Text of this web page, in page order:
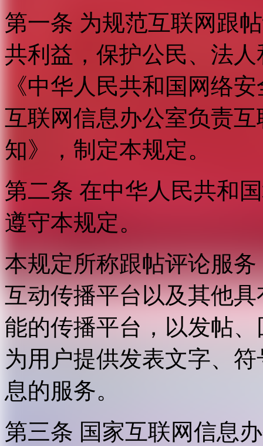
第一条 为规范互联网跟
共利益，保护公民、法
《中华人民共和国网络
互联网信息办公室负责
知》，制定本规定。
第二条 在中华人民共和
遵守本规定。
本规定所称跟帖评论服
互动传播平台以及其他
能的传播平台，以发帖
为用户提供发表文字、
息的服务。
第三条 国家互联网信息